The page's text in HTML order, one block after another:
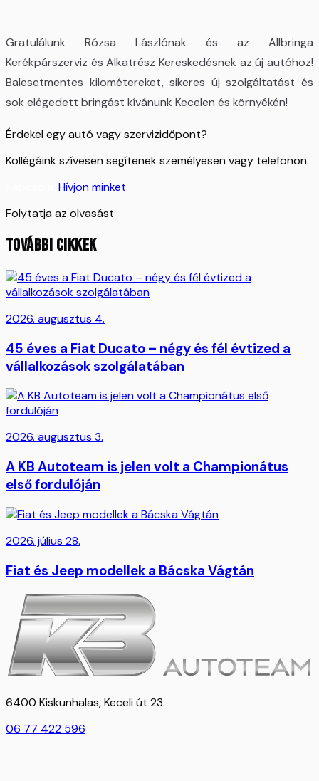
Gratulálunk Rózsa Lászlónak és az Allbringa
Kerékpárszerviz és Alkatrész Kereskedésnek az új autóhoz!
Balesetmentes kilométereket, sikeres új szolgáltatást és
sok elégedett bringást kívánunk Kecelen és környékén!
Érdekel egy autó vagy szervizidőpont?
Kollégáink szívesen segítenek személyesen vagy telefonon.
Hívjon minket
Folytatja az olvasást
TOVÁBBI CIKKEK
2026. augusztus 4.
45 éves a Fiat Ducato – négy és fél évtized a
vállalkozások szolgálatában
2026. augusztus 3.
A KB Autoteam is jelen volt a Championátus
első fordulóján
2026. július 28.
Fiat és Jeep modellek a Bácska Vágtán
6400 Kiskunhalas, Keceli út 23.
06 77 422 596